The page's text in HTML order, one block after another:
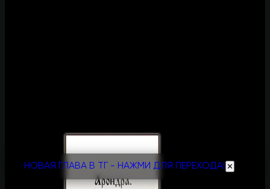
НОВАЯ ГЛАВА В ТГ - НАЖМИ ДЛЯ ПЕРЕХОДА! ✕